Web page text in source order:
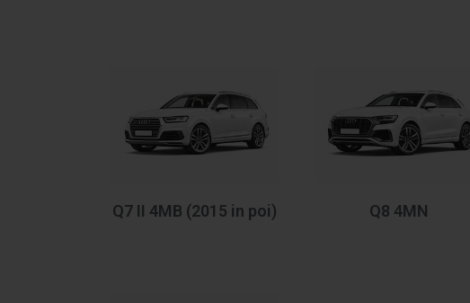
Q7 II 4MB (2015 in poi) Q8 4MN